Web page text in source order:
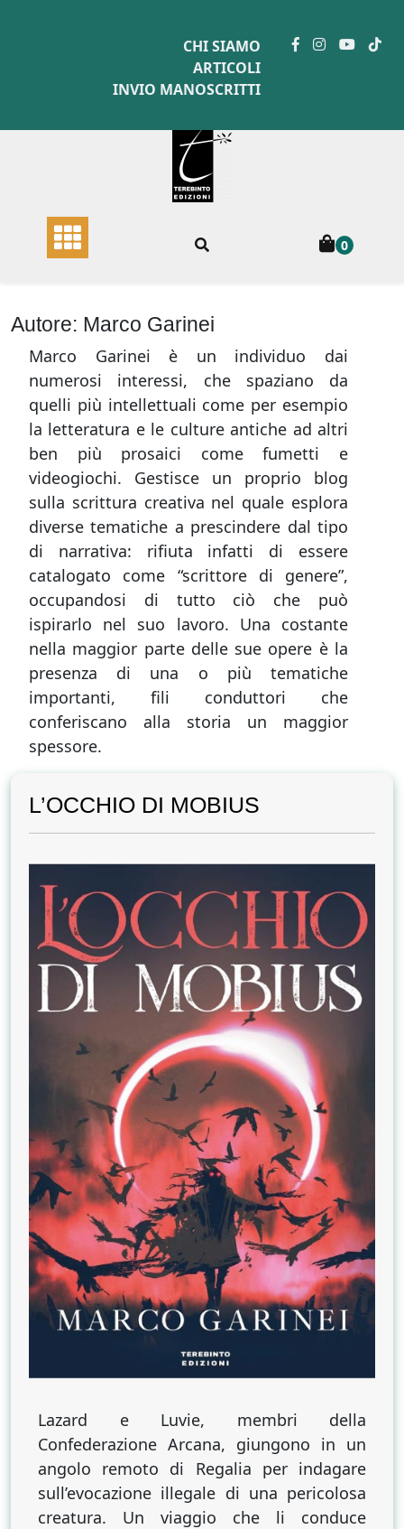
CHI SIAMO
ARTICOLI
INVIO MANOSCRITTI
0
Autore: Marco Garinei
Marco Garinei è un individuo dai
numerosi interessi, che spaziano da
quelli più intellettuali come per esempio
la letteratura e le culture antiche ad altri
ben più prosaici come fumetti e
videogiochi. Gestisce un proprio blog
sulla scrittura creativa nel quale esplora
diverse tematiche a prescindere dal tipo
di narrativa: rifiuta infatti di essere
catalogato come “scrittore di genere”,
occupandosi di tutto ciò che può
ispirarlo nel suo lavoro. Una costante
nella maggior parte delle sue opere è la
presenza di una o più tematiche
importanti, fili conduttori che
conferiscano alla storia un maggior
spessore.
L’OCCHIO DI MOBIUS
Lazard e Luvie, membri della
Confederazione Arcana, giungono in un
angolo remoto di Regalia per indagare
sull’evocazione illegale di una pericolosa
creatura. Un viaggio che li conduce